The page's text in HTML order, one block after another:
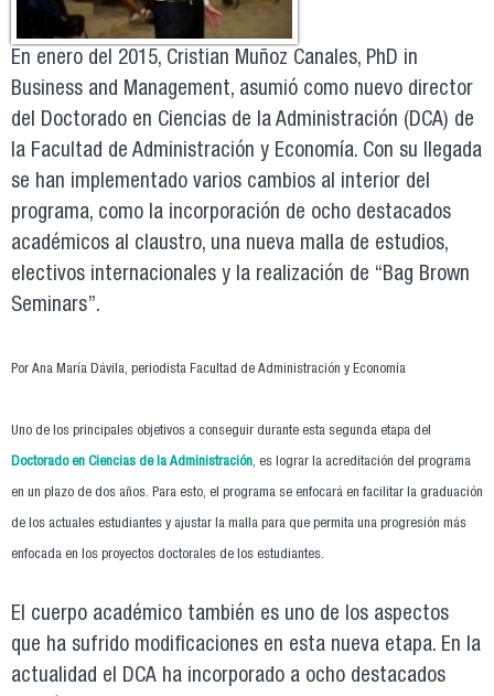
En enero del 2015, Cristian Muñoz Canales, PhD in
Business and Management, asumió como nuevo director
del Doctorado en Ciencias de la Administración (DCA) de
la Facultad de Administración y Economía. Con su llegada
se han implementado varios cambios al interior del
programa, como la incorporación de ocho destacados
académicos al claustro, una nueva malla de estudios,
electivos internacionales y la realización de “Bag Brown
Seminars”.
Por Ana María Dávila, periodista Facultad de Administración y Economía
Uno de los principales objetivos a conseguir durante esta segunda etapa del
Doctorado en Ciencias de la Administración, es lograr la acreditación del programa
en un plazo de dos años. Para esto, el programa se enfocará en facilitar la graduación
de los actuales estudiantes y ajustar la malla para que permita una progresión más
enfocada en los proyectos doctorales de los estudiantes.
El cuerpo académico también es uno de los aspectos
que ha sufrido modificaciones en esta nueva etapa. En la
actualidad el DCA ha incorporado a ocho destacados